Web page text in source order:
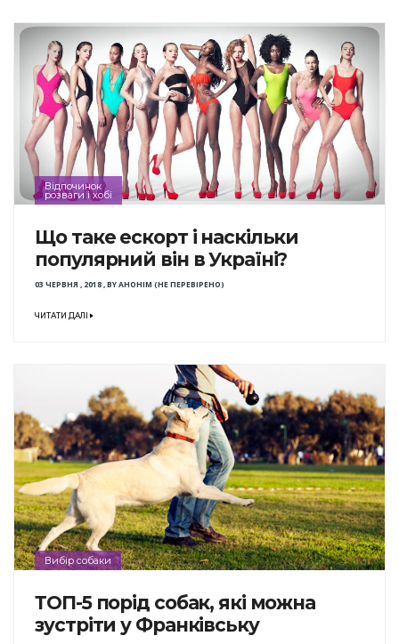
Відпочинок
розваги і хобі
Що таке ескорт і наскільки
популярний він в Україні?
03 ЧЕРВНЯ , 2018,BYАНОНІМ (НЕ ПЕРЕВІРЕНО)
ЧИТАТИ ДАЛІ
Вибір собаки
ТОП-5 порід собак, які можна
зустріти у Франківську